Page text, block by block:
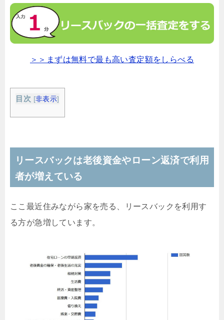
＞＞まずは無料で最も高い査定額をしらべる
目次 [非表示]
リースバックは老後資金やローン返済で利用
者が増えている
ここ最近住みながら家を売る、リースバックを利用す
る方が急増しています。